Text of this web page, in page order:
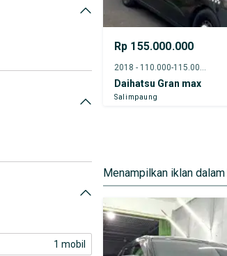
1 mobil
Rp 155.000.000
Daihatsu Gran max
Salimpaung
Menampilkan iklan dalam